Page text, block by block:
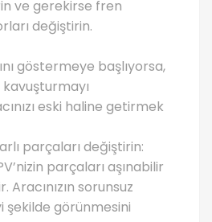
ve gerekirse fren
değiştirin.
göstermeye başlıyorsa,
eski haline getirmek
parçaları değiştirin:
parçaları aşınabilir
sorunsuz
şekilde görünmesini